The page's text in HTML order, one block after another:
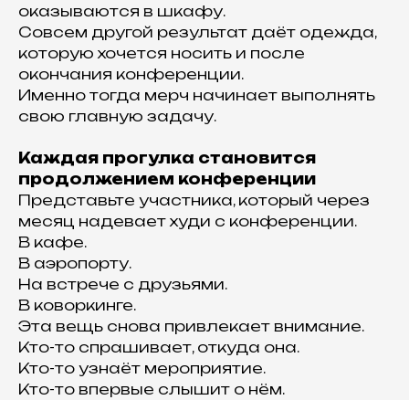
оказываются в шкафу.
Совсем другой результат даёт одежда,
которую хочется носить и после
окончания конференции.
Именно тогда мерч начинает выполнять
свою главную задачу.
Каждая прогулка становится
продолжением конференции
Представьте участника, который через
месяц надевает худи с конференции.
В кафе.
В аэропорту.
На встрече с друзьями.
В коворкинге.
Эта вещь снова привлекает внимание.
Кто-то спрашивает, откуда она.
Кто-то узнаёт мероприятие.
Кто-то впервые слышит о нём.